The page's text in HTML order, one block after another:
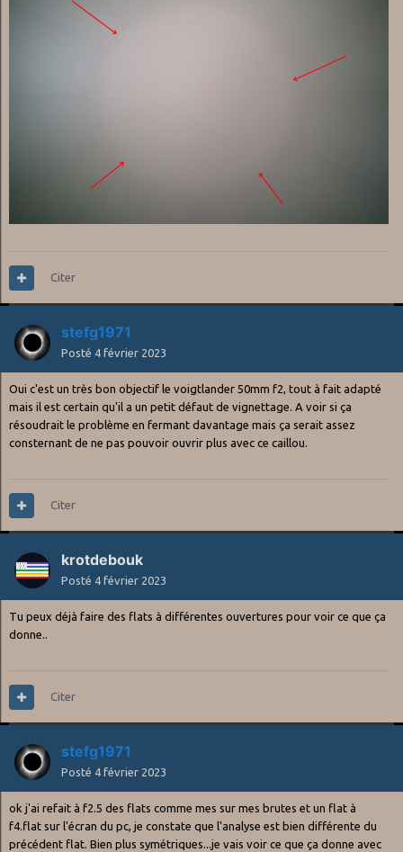
Citer
stefg1971
Posté 4 février 2023
Oui c'est un très bon objectif le voigtlander 50mm f2, tout à fait adapté
mais il est certain qu'il a un petit défaut de vignettage. A voir si ça
résoudrait le problème en fermant davantage mais ça serait assez
consternant de ne pas pouvoir ouvrir plus avec ce caillou.
Citer
krotdebouk
Posté 4 février 2023
Tu peux déjà faire des flats à différentes ouvertures pour voir ce que ça
donne..
Citer
stefg1971
Posté 4 février 2023
ok j'ai refait à f2.5 des flats comme mes sur mes brutes et un flat à
f4.flat sur l'écran du pc, je constate que l'analyse est bien différente du
précédent flat. Bien plus symétriques...je vais voir ce que ça donne avec